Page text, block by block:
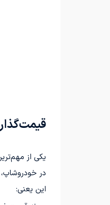
یکی از
در
این یعنی: